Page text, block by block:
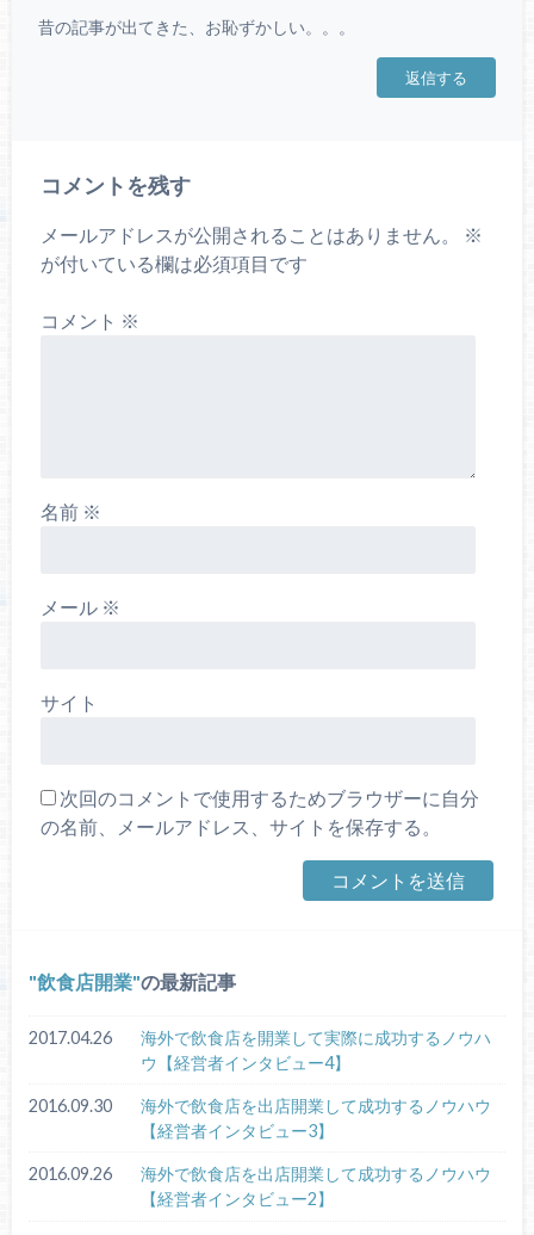
昔の記事が出てきた、お恥ずかしい。。。
返信する
コメントを残す
メールアドレスが公開されることはありません。
※
が付いている欄は必須項目です
コメント ※
名前 ※
メール ※
サイト
次回のコメントで使用するためブラウザーに自分
の名前、メールアドレス、サイトを保存する。
飲食店開業 の最新記事
2017.04.26
海外で飲食店を開業して実際に成功するノウハ
ウ【経営者インタビュー4】
2016.09.30
海外で飲食店を出店開業して成功するノウハウ
【経営者インタビュー3】
2016.09.26
海外で飲食店を出店開業して成功するノウハウ
【経営者インタビュー2】